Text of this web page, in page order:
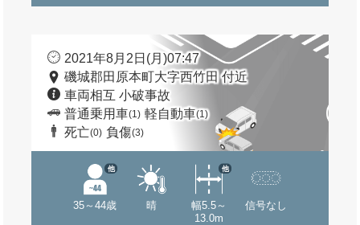
2021年8月2日(月)07:47
磯城郡田原本町大字西竹田 付近
車両相互 小破事故
普通乗用車(1) 軽自動車(1)
死亡(0) 負傷(3)
35～44歳
他
晴
幅5.5～
13.0m
他
信号なし